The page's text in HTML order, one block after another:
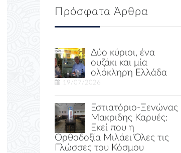
Πρόσφατα Άρθρα
Δύο κύριοι, ένα
ουζάκι και μία
ολόκληρη Ελλάδα
19/07/2026
Εστιατόριο-Ξενώνας
Μακριδης Καρυές:
Εκεί που η
Ορθοδοξία Μιλάει Όλες τις
Γλώσσες του Κόσμου